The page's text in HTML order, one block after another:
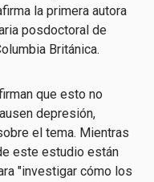
la primera autora
posdoctoral de
Británica.
que esto no
depresión,
el tema. Mientras
este estudio están
"investigar cómo los